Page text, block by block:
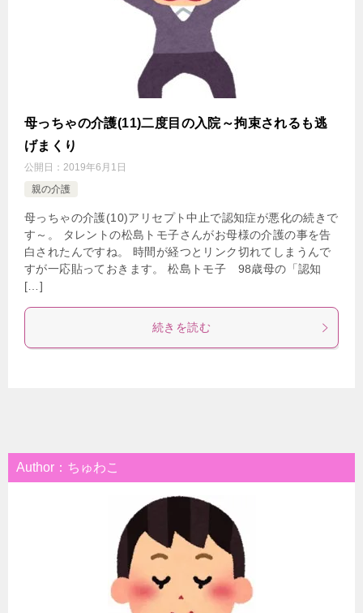
母っちゃの介護(11)二度目の入院～拘束されるも逃
げまくり
公開日： 2019年6月1日
親の介護
母っちゃの介護(10)アリセプト中止で認知症が悪化の続きで
す～。 タレントの松島トモ子さんがお母様の介護の事を告
白されたんですね。 時間が経つとリンク切れてしまうんで
すが一応貼っておきます。 松島トモ子 98歳母の「認知
[…]
続きを読む
Author：ちゅわこ